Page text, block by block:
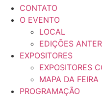
CONTATO
O EVENTO
LOCAL
EDIÇÕES
EXPOSITORES
EXPOSITORES
MAPA DA FEIRA
PROGRAMAÇÃO